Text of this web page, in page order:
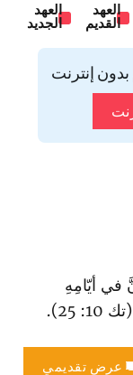
العهد
القديم
العهد
الجديد
إنترنت
في أيّامِهِ
عرض تقديمي